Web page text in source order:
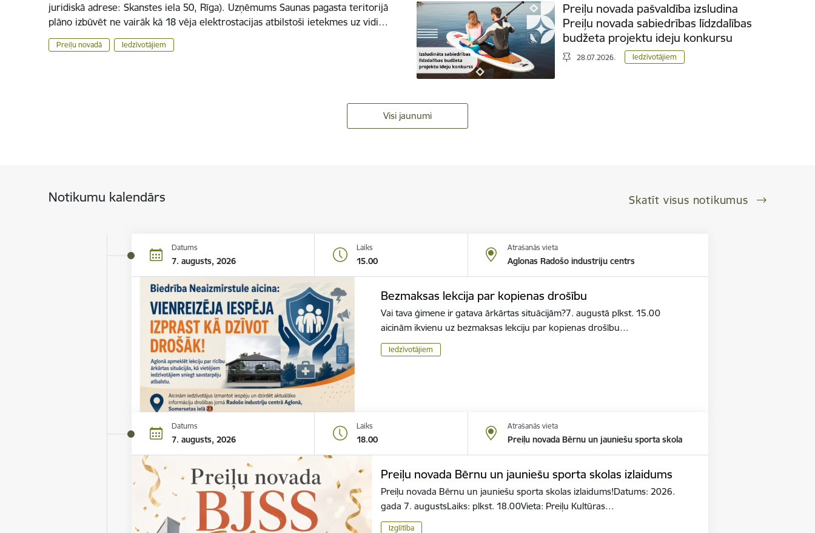
juridiskā adrese: Skanstes iela 50, Rīga). Uzņēmums Saunas pagasta teritorijā
plāno izbūvēt ne vairāk kā 18 vēja elektrostacijas atbilstoši ietekmes uz vidi…
Preiļu novadā Iedzīvotājiem
Preiļu novada pašvaldība izsludina
Preiļu novada sabiedrības līdzdalības
budžeta projektu ideju konkursu
28.07.2026. Iedzīvotājiem
Visi jaunumi
Notikumu kalendārs Skatīt visus notikumus
Datums
7. augusts, 2026
Laiks
15.00
Atrašanās vieta
Aglonas Radošo industriju centrs
Bezmaksas lekcija par kopienas drošību
Vai tava ģimene ir gatava ārkārtas situācijām?7. augustā plkst. 15.00
aicinām ikvienu uz bezmaksas lekciju par kopienas drošību…
Iedzīvotājiem
Datums
7. augusts, 2026
Laiks
18.00
Atrašanās vieta
Preiļu novada Bērnu un jauniešu sporta skola
Preiļu novada Bērnu un jauniešu sporta skolas izlaidums
Preiļu novada Bērnu un jauniešu sporta skolas izlaidums!Datums: 2026.
gada 7. augustsLaiks: plkst. 18.00Vieta: Preiļu Kultūras…
Izglītība